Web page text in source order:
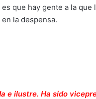
que hay gente a la
la despensa.
e ilustre. Ha sido